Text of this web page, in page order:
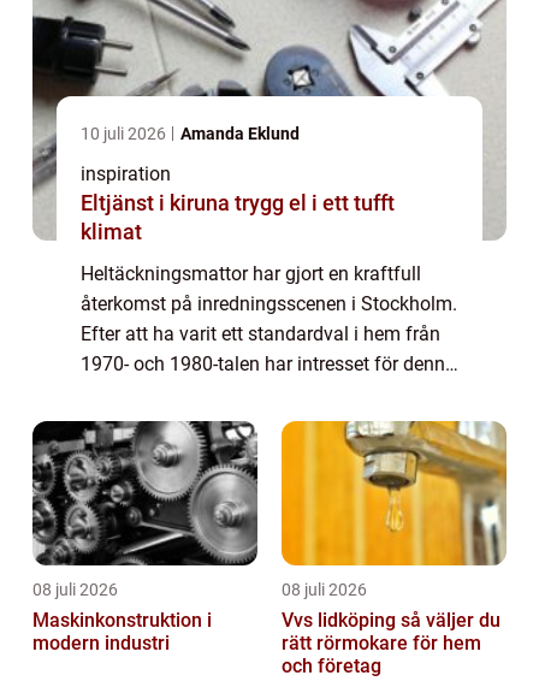
10 juli 2026 Amanda Eklund
inspiration
Eltjänst i kiruna trygg el i ett tufft
klimat
Heltäckningsmattor har gjort en kraftfull
återkomst på inredningsscenen i Stockholm.
Efter att ha varit ett standardval i hem från
1970- och 1980-talen har intresset för denna
08 juli 2026
Maskinkonstruktion i
modern industri
08 juli 2026
Vvs lidköping så väljer du
rätt rörmokare för hem
och företag